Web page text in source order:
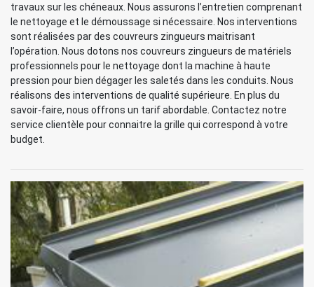
travaux sur les chéneaux. Nous assurons l’entretien comprenant
le nettoyage et le démoussage si nécessaire. Nos interventions
sont réalisées par des couvreurs zingueurs maitrisant
l’opération. Nous dotons nos couvreurs zingueurs de matériels
professionnels pour le nettoyage dont la machine à haute
pression pour bien dégager les saletés dans les conduits. Nous
réalisons des interventions de qualité supérieure. En plus du
savoir-faire, nous offrons un tarif abordable. Contactez notre
service clientèle pour connaitre la grille qui correspond à votre
budget.